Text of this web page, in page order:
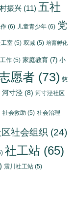
振兴 (11) 五社
(6) 儿童青少年 (6) 党
室 (5) 双减 (5) 培育孵化
作 (5) 家庭教育 (7) 小
愿者 (73) 慈
河寸泾 (8) 河寸泾社区
社会救助 (5) 社会治理
社会组织 (24)
社工站 (65)
震川社工站 (5)